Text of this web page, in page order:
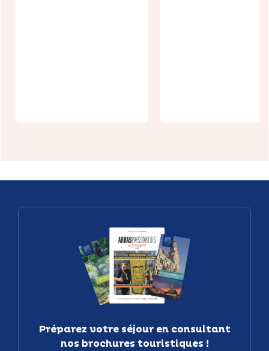
Préparez votre séjour en consultant
nos brochures touristiques !